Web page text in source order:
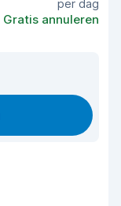
per dag
Gratis annuleren